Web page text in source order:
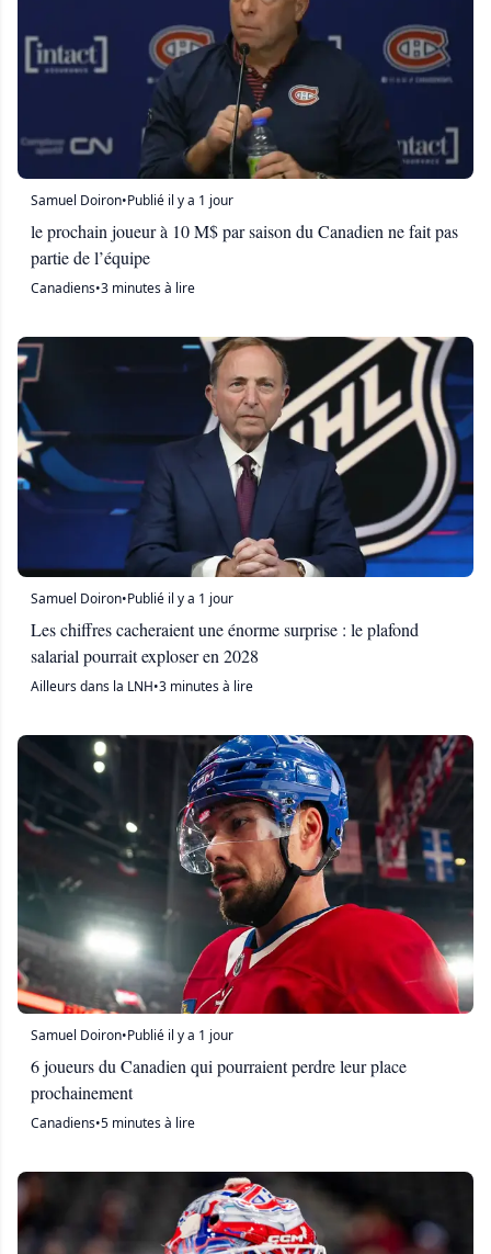
Samuel Doiron•Publié il y a 1 jour
le prochain joueur à 10 M$ par saison du Canadien ne fait pas
partie de l’équipe
Canadiens•3 minutes à lire
Samuel Doiron•Publié il y a 1 jour
Les chiffres cacheraient une énorme surprise : le plafond
salarial pourrait exploser en 2028
Ailleurs dans la LNH•3 minutes à lire
Samuel Doiron•Publié il y a 1 jour
6 joueurs du Canadien qui pourraient perdre leur place
prochainement
Canadiens•5 minutes à lire